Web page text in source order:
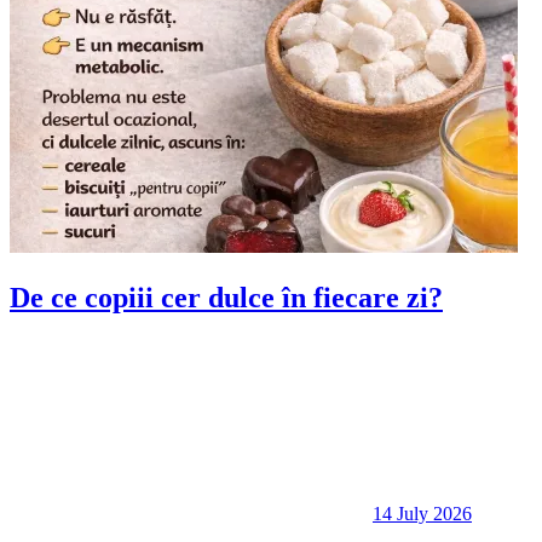
De ce copiii cer dulce în fiecare zi?
14 July 2026